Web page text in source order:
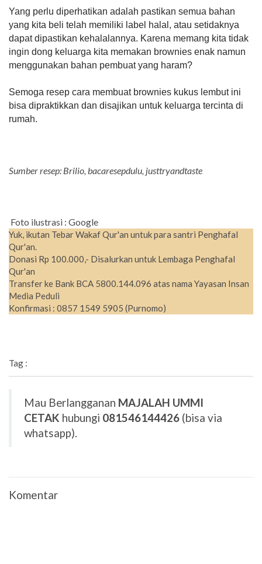
Yang perlu diperhatikan adalah pastikan semua bahan
yang kita beli telah memiliki label halal, atau setidaknya
dapat dipastikan kehalalannya. Karena memang kita tidak
ingin dong keluarga kita memakan brownies enak namun
menggunakan bahan pembuat yang haram?
Semoga resep cara membuat brownies kukus lembut ini
bisa dipraktikkan dan disajikan untuk keluarga tercinta di
rumah.
Sumber resep: Brilio, bacaresepdulu, justtryandtaste
Foto ilustrasi : Google
Yuk, ikutan Tebar Wakaf Qur'an untuk para santri Penghafal
Qur'an.
Donasi Rp 100.000,- Disalurkan untuk Lembaga Penghafal
Qur'an
Transfer ke Bank BCA 5800.144.096 atas nama Yayasan Insan
Media Peduli
Konfirmasi : 0857 1549 5905 (Purnomo)
Tag :
Mau Berlangganan MAJALAH UMMI
CETAK hubungi 081546144426 (bisa via
whatsapp).
Komentar